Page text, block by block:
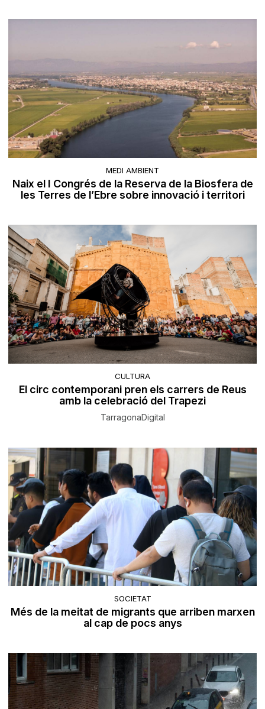
MEDI AMBIENT
Naix el I Congrés de la Reserva de la Biosfera de
les Terres de l’Ebre sobre innovació i territori
CULTURA
El circ contemporani pren els carrers de Reus
amb la celebració del Trapezi
TarragonaDigital
SOCIETAT
Més de la meitat de migrants que arriben marxen
al cap de pocs anys